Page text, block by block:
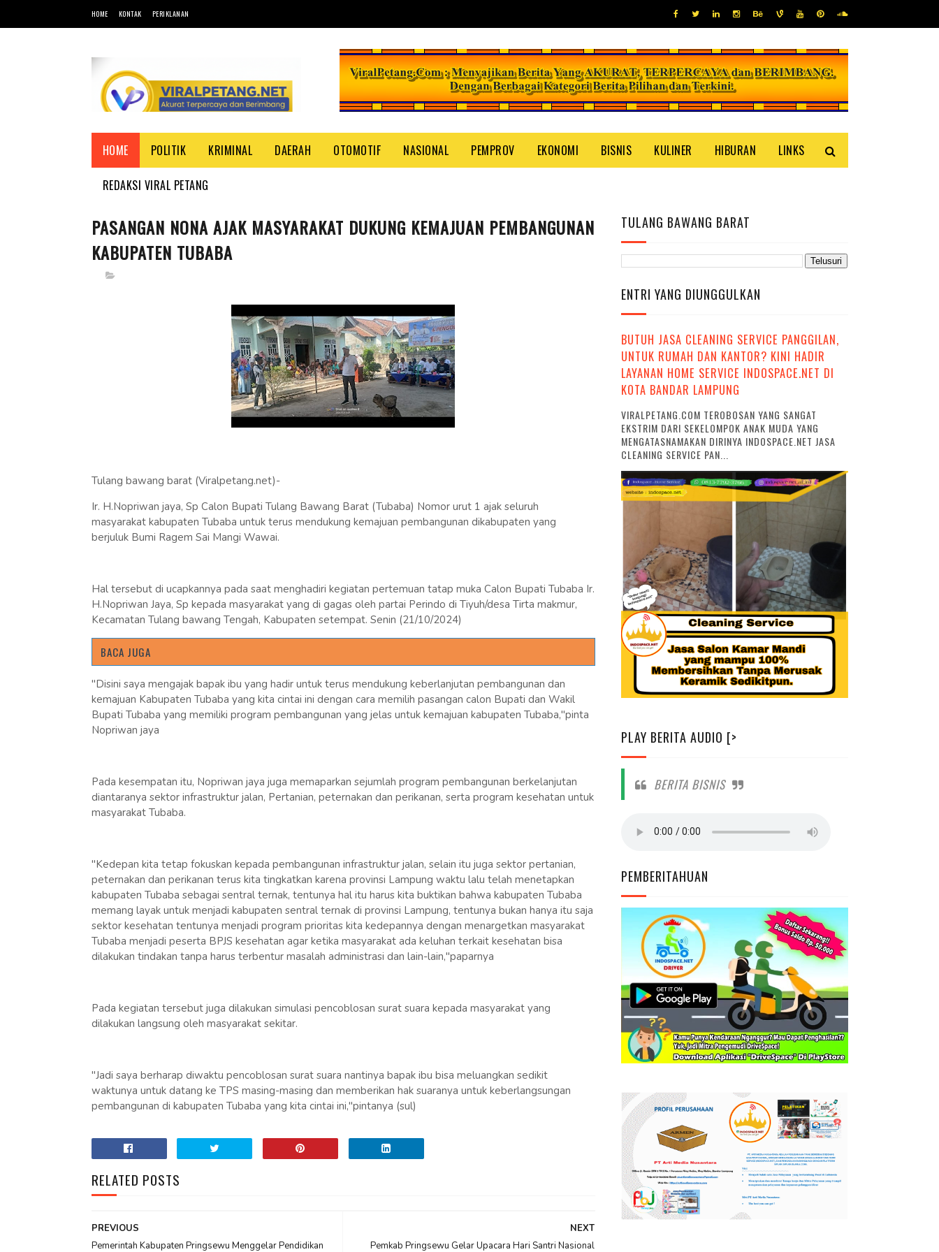
HOME KONTAK PERIKLANAN
HOME POLITIK KRIMINAL DAERAH OTOMOTIF NASIONAL PEMPROV EKONOMI BISNIS KULINER HIBURAN LINKS
REDAKSI VIRAL PETANG
PASANGAN NONA AJAK MASYARAKAT DUKUNG KEMAJUAN PEMBANGUNAN
KABUPATEN TUBABA
Tulang bawang barat (Viralpetang.net)-
Ir. H.Nopriwan jaya, Sp Calon Bupati Tulang Bawang Barat (Tubaba) Nomor urut 1 ajak seluruh
masyarakat kabupaten Tubaba untuk terus mendukung kemajuan pembangunan dikabupaten yang
berjuluk Bumi Ragem Sai Mangi Wawai.
Hal tersebut di ucapkannya pada saat menghadiri kegiatan pertemuan tatap muka Calon Bupati Tubaba Ir.
H.Nopriwan Jaya, Sp kepada masyarakat yang di gagas oleh partai Perindo di Tiyuh/desa Tirta makmur,
Kecamatan Tulang bawang Tengah, Kabupaten setempat. Senin (21/10/2024)
BACA JUGA
"Disini saya mengajak bapak ibu yang hadir untuk terus mendukung keberlanjutan pembangunan dan
kemajuan Kabupaten Tubaba yang kita cintai ini dengan cara memilih pasangan calon Bupati dan Wakil
Bupati Tubaba yang memiliki program pembangunan yang jelas untuk kemajuan kabupaten Tubaba,"pinta
Nopriwan jaya
Pada kesempatan itu, Nopriwan jaya juga memaparkan sejumlah program pembangunan berkelanjutan
diantaranya sektor infrastruktur jalan, Pertanian, peternakan dan perikanan, serta program kesehatan untuk
masyarakat Tubaba.
"Kedepan kita tetap fokuskan kepada pembangunan infrastruktur jalan, selain itu juga sektor pertanian,
peternakan dan perikanan terus kita tingkatkan karena provinsi Lampung waktu lalu telah menetapkan
kabupaten Tubaba sebagai sentral ternak, tentunya hal itu harus kita buktikan bahwa kabupaten Tubaba
memang layak untuk menjadi kabupaten sentral ternak di provinsi Lampung, tentunya bukan hanya itu saja
sektor kesehatan tentunya menjadi program prioritas kita kedepannya dengan menargetkan masyarakat
Tubaba menjadi peserta BPJS kesehatan agar ketika masyarakat ada keluhan terkait kesehatan bisa
dilakukan tindakan tanpa harus terbentur masalah administrasi dan lain-lain,"paparnya
Pada kegiatan tersebut juga dilakukan simulasi pencoblosan surat suara kepada masyarakat yang
dilakukan langsung oleh masyarakat sekitar.
"Jadi saya berharap diwaktu pencoblosan surat suara nantinya bapak ibu bisa meluangkan sedikit
waktunya untuk datang ke TPS masing-masing dan memberikan hak suaranya untuk keberlangsungan
pembangunan di kabupaten Tubaba yang kita cintai ini,"pintanya (sul)
RELATED POSTS
NEXT
Pemkab Pringsewu Gelar Upacara Hari Santri Nasional
PREVIOUS
Pemerintah Kabupaten Pringsewu Menggelar Pendidikan
TULANG BAWANG BARAT
ENTRI YANG DIUNGGULKAN
BUTUH JASA CLEANING SERVICE PANGGILAN,
UNTUK RUMAH DAN KANTOR? KINI HADIR
LAYANAN HOME SERVICE INDOSPACE.NET DI
KOTA BANDAR LAMPUNG
VIRALPETANG.COM TEROBOSAN YANG SANGAT
EKSTRIM DARI SEKELOMPOK ANAK MUDA YANG
MENGATASNAMAKAN DIRINYA INDOSPACE.NET JASA
CLEANING SERVICE PAN...
PLAY BERITA AUDIO [>
BERITA BISNIS
PEMBERITAHUAN